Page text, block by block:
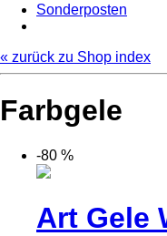
Sonderposten
« zurück zu Shop index
Farbgele
-80 %
Art Gele